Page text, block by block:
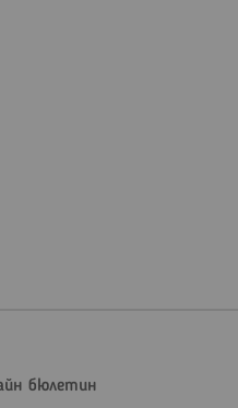
бюлетин